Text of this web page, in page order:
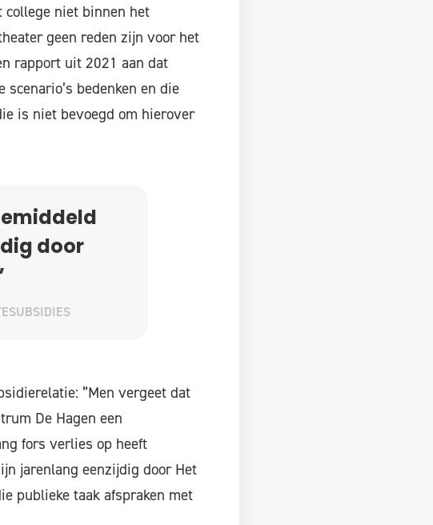
college niet binnen het
geen reden zijn voor het
rapport uit 2021 aan dat
bedenken en die
is niet bevoegd om hierover
door
”Men vergeet dat
De Hagen een
fors verlies op heeft
jarenlang eenzijdig door Het
publieke taak afspraken met